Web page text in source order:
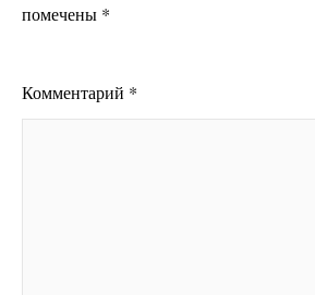
помечены *
Комментарий *